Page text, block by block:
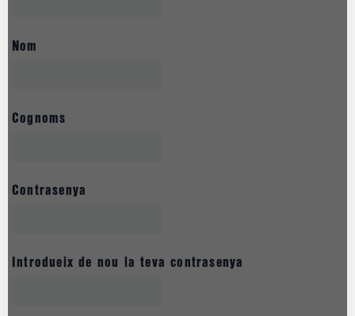
Nom
Cognoms
Contrasenya
Introdueix de nou la teva contrasenya